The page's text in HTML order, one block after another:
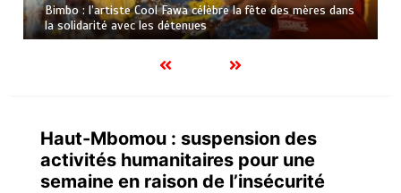
Bimbo : l’artiste Cool Fawa célèbre la fête des mères dans
la solidarité avec les détenues
Haut-Mbomou : suspension des
activités humanitaires pour une
semaine en raison de l’insécurité